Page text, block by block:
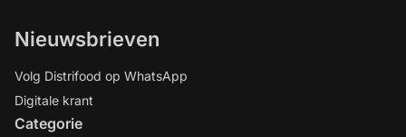
Nieuwsbrieven
Volg Distrifood op WhatsApp
Digitale krant
Categorie